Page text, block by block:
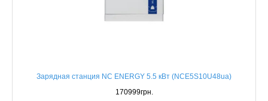
Зарядная станция NC ENERGY 5.5 кВт (NCE5S10U48ua)
170999грн.